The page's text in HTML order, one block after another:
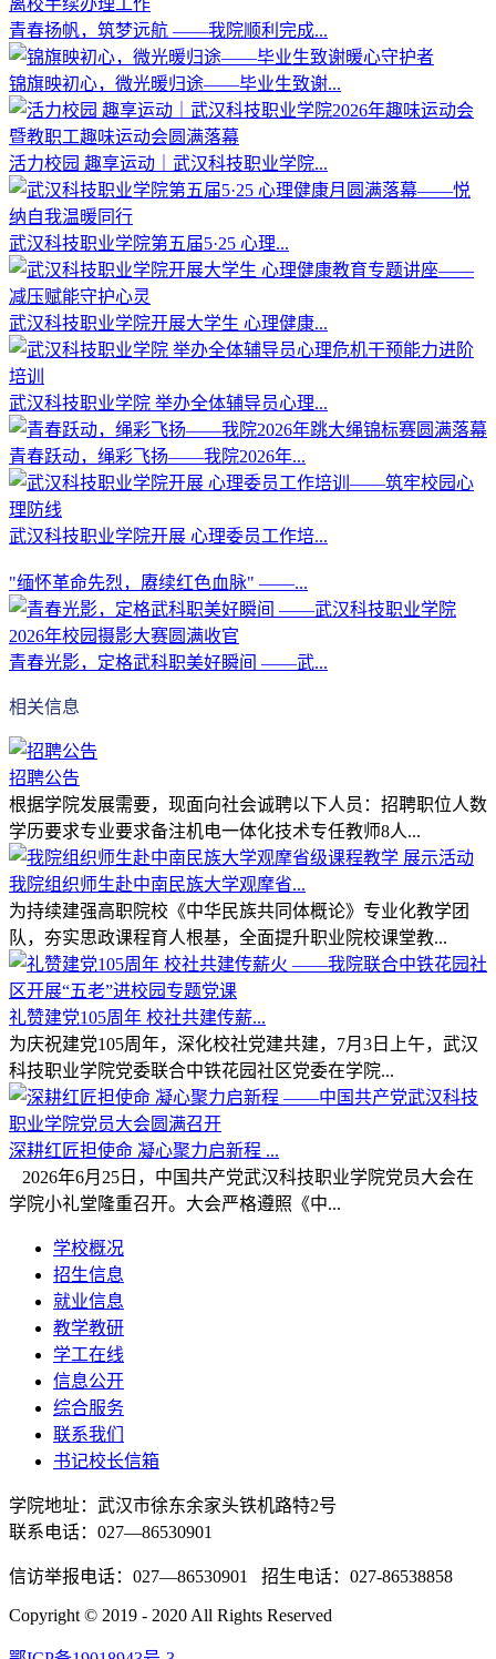
青春扬帆，筑梦远航 ——我院顺利完成...
锦旗映初心，微光暖归途——毕业生致谢...
活力校园 趣享运动｜武汉科技职业学院...
武汉科技职业学院第五届5·25 心理...
武汉科技职业学院开展大学生 心理健康...
武汉科技职业学院 举办全体辅导员心理...
青春跃动，绳彩飞扬——我院2026年...
武汉科技职业学院开展 心理委员工作培...
"缅怀革命先烈，赓续红色血脉" ——...
青春光影，定格武科职美好瞬间 ——武...
相关信息
招聘公告
根据学院发展需要，现面向社会诚聘以下人员：招聘职位人数
学历要求专业要求备注机电一体化技术专任教师8人...
我院组织师生赴中南民族大学观摩省...
为持续建强高职院校《中华民族共同体概论》专业化教学团
队，夯实思政课程育人根基，全面提升职业院校课堂教...
礼赞建党105周年 校社共建传薪...
为庆祝建党105周年，深化校社党建共建，7月3日上午，武汉
科技职业学院党委联合中铁花园社区党委在学院...
深耕红匠担使命 凝心聚力启新程 ...
2026年6月25日，中国共产党武汉科技职业学院党员大会在
学院小礼堂隆重召开。大会严格遵照《中...
学校概况
招生信息
就业信息
教学教研
学工在线
信息公开
综合服务
联系我们
书记校长信箱
学院地址： 武汉市徐东余家头铁机路特2号
联系电话：027—86530901
信访举报电话：027—86530901 招生电话：027-86538858
Copyright © 2019 - 2020 All Rights Reserved